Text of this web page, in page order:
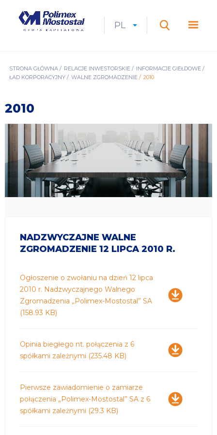
Mostostal
CURRENT
PL
ROZWIŃ
LANGUAGESZUKAJ
ŚCIEŻKA
STRONA GŁÓWNA RELACJE INWESTORSKIE
INFORMACJE GIEŁDOWE
ŁAD KORPORACYJNY
WALNE ZGROMADZENIE 2010
2010
NADZWYCZAJNE WALNE
ZGROMADZENIE 12 LIPCA 2010 R.
Pobierz
Ogłoszenie o zwołaniu na dzień 12 lipca
2010 r. Nadzwyczajnego Walnego
Zgromadzenia „Polimex-Mostostal” SA
(158.93 KB)
Pobierz
Opinia biegłego nt. połączenia z 6
spółkami zależnymi (235.48 KB)
Pobierz
Pierwsze zawiadomienie o zamiarze
połączenia „Polimex-Mostostal” SA z 6
spółkami zależnymi (29.3 KB)